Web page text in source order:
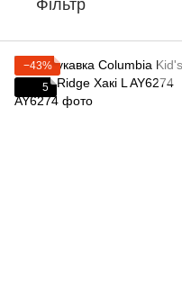
Фільтр
−43%
5